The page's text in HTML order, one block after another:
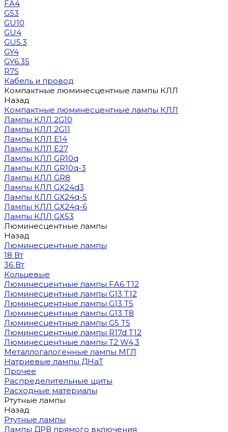
FA4
G53
GU10
GU4
GU5.3
GY4
GY6.35
R7S
Кабель и провод
Компактные люминесцентные лампы КЛЛ
Назад
Компактные люминесцентные лампы КЛЛ
Лампы КЛЛ 2G10
Лампы КЛЛ 2G11
Лампы КЛЛ E14
Лампы КЛЛ E27
Лампы КЛЛ GR10q
Лампы КЛЛ GR10q-3
Лампы КЛЛ GR8
Лампы КЛЛ GX24d3
Лампы КЛЛ GX24q-5
Лампы КЛЛ GX24q-6
Лампы КЛЛ GX53
Люминесцентные лампы
Назад
Люминесцентные лампы
18 Вт
36 Вт
Кольцевые
Люминесцентные лампы FA6 T12
Люминесцентные лампы G13 T12
Люминесцентные лампы G13 T5
Люминесцентные лампы G13 T8
Люминесцентные лампы G5 T5
Люминесцентные лампы R17d T12
Люминесцентные лампы T2 W4,3
Металлогалогенные лампы МГЛ
Натриевые лампы ДНаТ
Прочее
Распределительные щиты
Расходные материалы
Ртутные лампы
Назад
Ртутные лампы
Лампы ДРВ прямого включения